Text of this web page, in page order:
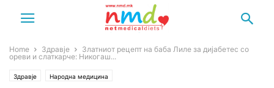
Home Здравје
Златниот рецепт на баба Лиле за дијабетес со
ореви и слаткарче: Никогаш...
Здравје Народна медицина